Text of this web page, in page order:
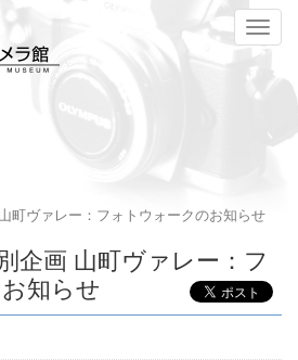
メ
ニ
町ヴァレー：フォトウォークのお知らせ
企画 山町ヴァレー：フ
知らせ